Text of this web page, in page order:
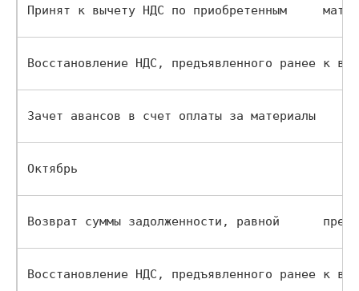
Принят к вычету НДС по
Восстановление НДС, предъявленного
Зачет авансов в счет оплаты за материалы
Возврат суммы задолженности, равной
Восстановление НДС, предъявленного